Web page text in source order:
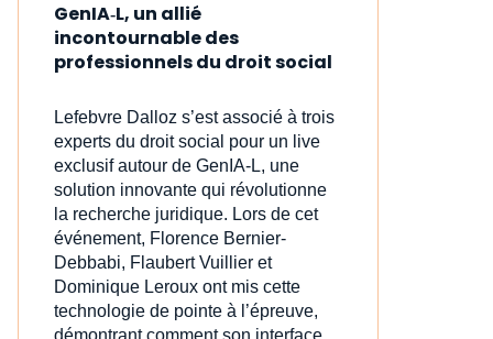
GenIA‑L, un allié
incontournable des
professionnels du droit social
Lefebvre Dalloz s’est associé à trois
experts du droit social pour un live
exclusif autour de GenIA‑L, une
solution innovante qui révolutionne
la recherche juridique. Lors de cet
événement, Florence Bernier-
Debbabi, Flaubert Vuillier et
Dominique Leroux ont mis cette
technologie de pointe à l’épreuve,